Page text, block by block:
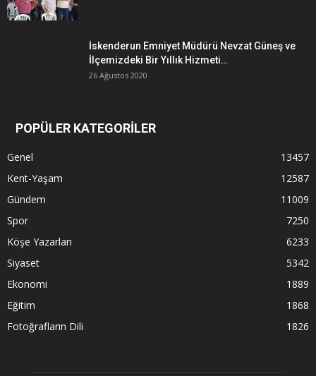
İskenderun Emniyet Müdürü Nevzat Güneş ve
İlçemizdeki Bir Yıllık Hizmeti…
26 Ağustos 2020
POPÜLER KATEGORİLER
Genel
13457
Kent-Yaşam
12587
Gündem
11009
Spor
7250
Köşe Yazarları
6233
Siyaset
5342
Ekonomi
1889
Eğitim
1868
Fotoğrafların Dili
1826